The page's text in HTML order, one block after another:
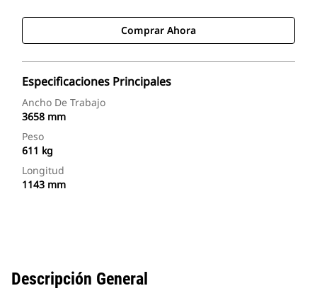
Comprar Ahora
Especificaciones Principales
Ancho De Trabajo
3658 mm
Peso
611 kg
Longitud
1143 mm
Descripción General